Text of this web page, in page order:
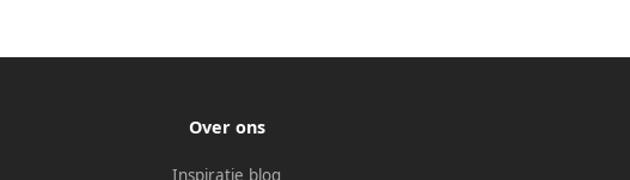
Over ons
Inspiratie blog